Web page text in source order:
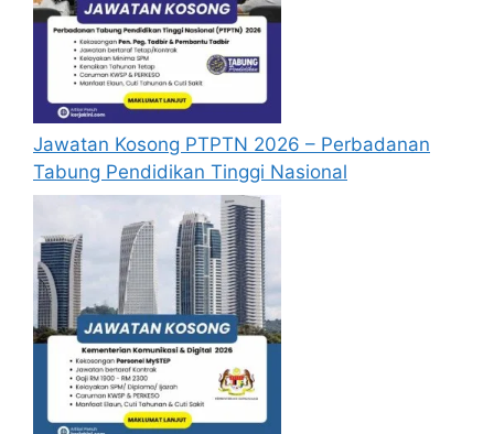
Jawatan Kosong PTPTN 2026 – Perbadanan
Tabung Pendidikan Tinggi Nasional